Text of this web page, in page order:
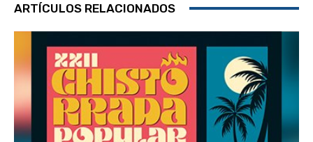
ARTÍCULOS RELACIONADOS